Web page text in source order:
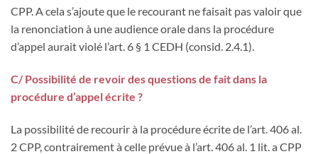
CPP. A cela s’ajoute que le recourant ne faisait pas valoir que
la renonciation à une audience orale dans la procédure
d’appel aurait violé l’art. 6 § 1 CEDH (consid. 2.4.1).
C/ Possibilité de revoir des questions de fait dans la
procédure d’appel écrite ?
La possibilité de recourir à la procédure écrite de l’art. 406 al.
2 CPP, contrairement à celle prévue à l’art. 406 al. 1 lit. a CPP